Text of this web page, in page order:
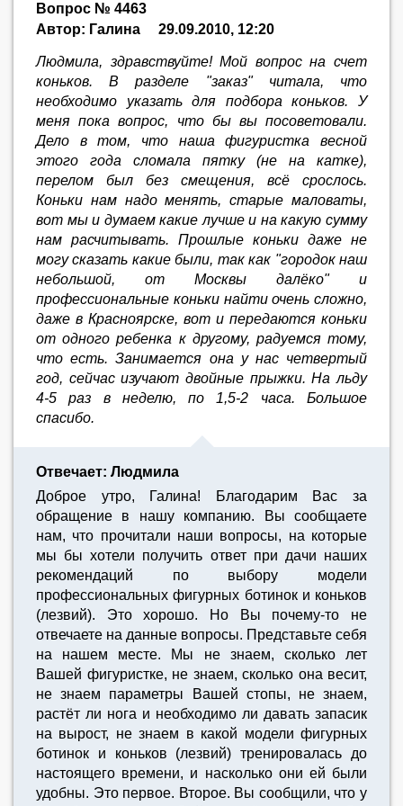
Вопрос № 4463
Автор: Галина
29.09.2010, 12:20
Людмила, здравствуйте! Мой вопрос на счет
коньков. В разделе "заказ" читала, что
необходимо указать для подбора коньков. У
меня пока вопрос, что бы вы посоветовали.
Дело в том, что наша фигуристка весной
этого года сломала пятку (не на катке),
перелом был без смещения, всё срослось.
Коньки нам надо менять, старые маловаты,
вот мы и думаем какие лучше и на какую сумму
нам расчитывать. Прошлые коньки даже не
могу сказать какие были, так как "городок наш
небольшой, от Москвы далёко" и
профессиональные коньки найти очень сложно,
даже в Красноярске, вот и передаются коньки
от одного ребенка к другому, радуемся тому,
что есть. Занимается она у нас четвертый
год, сейчас изучают двойные прыжки. На льду
4-5 раз в неделю, по 1,5-2 часа. Большое
спасибо.
Отвечает: Людмила
Доброе утро, Галина! Благодарим Вас за
обращение в нашу компанию. Вы сообщаете
нам, что прочитали наши вопросы, на которые
мы бы хотели получить ответ при дачи наших
рекомендаций по выбору модели
профессиональных фигурных ботинок и коньков
(лезвий). Это хорошо. Но Вы почему-то не
отвечаете на данные вопросы. Представьте себя
на нашем месте. Мы не знаем, сколько лет
Вашей фигуристке, не знаем, сколько она весит,
не знаем параметры Вашей стопы, не знаем,
растёт ли нога и необходимо ли давать запасик
на вырост, не знаем в какой модели фигурных
ботинок и коньков (лезвий) тренировалась до
настоящего времени, и насколько они ей были
удобны. Это первое. Второе. Вы сообщили, что у